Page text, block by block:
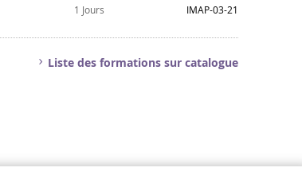
1 Jours IMAP-03-21
Liste des formations sur catalogue